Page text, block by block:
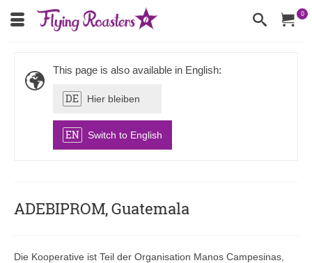
0
This page is also available in English:
DE Hier bleiben
EN Switch to English
ADEBIPROM, Guatemala
Die Kooperative ist Teil der Organisation Manos Campesinas,